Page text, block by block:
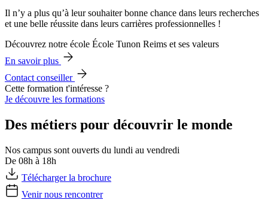
Il n’y a plus qu’à leur souhaiter bonne chance dans leurs recherches
et une belle réussite dans leurs carrières professionnelles !
Découvrez notre école École Tunon Reims et ses valeurs
En savoir plus
Contact conseiller
Cette formation t'intéresse ?
Je découvre les formations
Des métiers pour découvrir le monde
Nos campus sont ouverts du lundi au vendredi
De 08h à 18h
Télécharger la brochure
Venir nous rencontrer